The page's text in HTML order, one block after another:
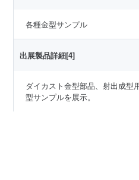
各種金型サンプル
出展製品詳細[4]
ダイカスト金型部品、射出成型
型サンプルを展示。